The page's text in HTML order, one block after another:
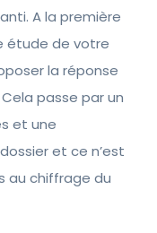
A la première
étude de votre
la réponse
passe par un
et une
et ce n’est
au chiffrage du